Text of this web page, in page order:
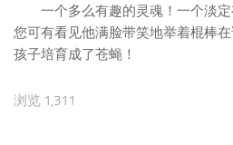
一个多么有趣的灵魂！一个淡
您可有看见他满脸带笑地举着棍棒
孩子培育成了苍蝇！
浏览 1,311